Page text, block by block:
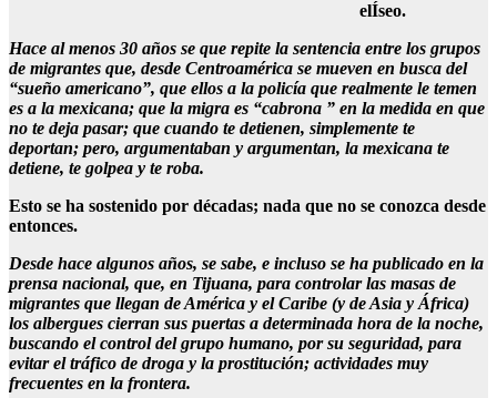
elÍseo.
Hace al menos 30 años se que repite la sentencia entre los grupos
de migrantes que, desde Centroamérica se mueven en busca del
“sueño americano”, que ellos a la policía que realmente le temen
es a la mexicana; que la migra es “cabrona ” en la medida en que
no te deja pasar; que cuando te detienen, simplemente te
deportan; pero, argumentaban y argumentan, la mexicana te
detiene, te golpea y te roba.
Esto se ha sostenido por décadas; nada que no se conozca desde
entonces.
Desde hace algunos años, se sabe, e incluso se ha publicado en la
prensa nacional, que, en Tijuana, para controlar las masas de
migrantes que llegan de América y el Caribe (y de Asia y África)
los albergues cierran sus puertas a determinada hora de la noche,
buscando el control del grupo humano, por su seguridad, para
evitar el tráfico de droga y la prostitución; actividades muy
frecuentes en la frontera.